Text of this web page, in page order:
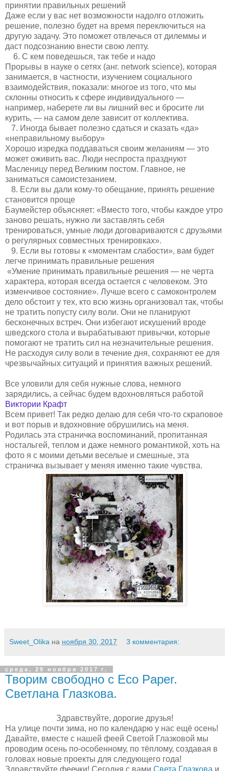
принятии правильных решений
Даже если у вас нет возможности надолго отложить
решение, полезно будет на время переключиться на
другую задачу. Это поможет отвлечься от дилеммы и
даст подсознанию внести свою лепту.
6. С кем поведешься, так тебе и надо
Прорывы в науке о сетях (анг. network science), которая
занимается, в частности, изучением социального
взаимодействия, показали: многое из того, что мы
склонны относить к сфере индивидуального —
например, наберете ли вы лишний вес и бросите ли
курить, — на самом деле зависит от коллектива.
7. Иногда бывает полезно сдаться и сказать «да»
«неправильному выбору»
Хорошо изредка поддаваться своим желаниям — это
может оживить вас. Люди неспроста празднуют
Масленицу перед Великим постом. Главное, не
заниматься самоистезанием.
8. Если вы дали кому-то обещание, принять решение
становится проще
Баумейстер объясняет: «Вместо того, чтобы каждое утро
заново решать, нужно ли заставлять себя
тренироваться, умные люди договариваются с друзьями
о регулярных совместных тренировках».
9. Если вы готовы к «моментам слабости», вам будет
легче принимать правильные решения
«Умение принимать правильные решения — не черта
характера, которая всегда остается с человеком. Это
изменчивое состояние». Лучше всего с самоконтролем
дело обстоит у тех, кто всю жизнь организовал так, чтобы
не тратить попусту силу воли. Они не планируют
бесконечных встреч. Они избегают искушений вроде
шведского стола и вырабатывают привычки, которые
помогают не тратить сил на незначительные решения.
Не расходуя силу воли в течение дня, сохраняют ее для
чрезвычайных ситуаций и принятия важных решений.
Все уловили для себя нужные слова, немного
зарядились, а сейчас будем вдохновляться работой
Виктории Крафт
Всем привет! Так редко делаю для себя что-то скраповое
и вот порыв и вдохновние обрушились на меня.
Родилась эта страничка воспоминаний, пропитанная
ностальгей, теплом и даже немного романтикой, хоть на
фото я с моими детьми веселые и смешные, эта
страничка вызывает у меняя именно такие чувства.
Sweet_Olika на ноября 30, 2017 3 комментария:
среда, 29 ноября 2017 г.
Творим свободно с Eco Paper.
Светлана Глазкова.
Здравствуйте, дорогие друзья!
На улице почти зима, но по календарю у нас ещё осень!
Давайте, вместе с нашей феей Светой Глазковой мы
проводим осень по-особенному, по тёплому, создавая в
головах новые проекты для следующего года!
Здравствуйте феечки! Сегодня с вами Света Глазкова и